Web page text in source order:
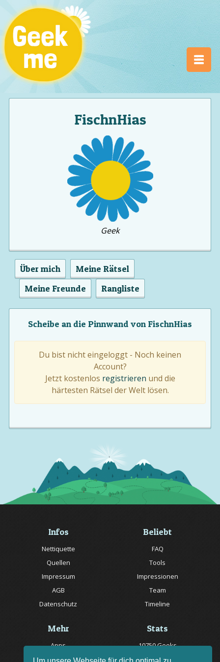
FischnHias
Geek
Über mich
Meine Rätsel
Meine Freunde
Rangliste
Scheibe an die Pinnwand von FischnHias
Du bist nicht eingeloggt - Noch keinen
Account?
Jetzt kostenlos registrieren und die
härtesten Rätsel der Welt lösen.
Infos
Nettiquette
Quellen
Impressum
AGB
Datenschutz
Beliebt
FAQ
Tools
Impressionen
Team
Timeline
Mehr
Apps
Jobs
Stats
10750 Geeks
20057 Rätsel online